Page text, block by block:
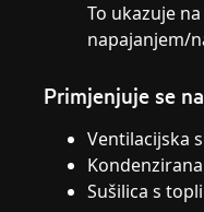
To ukazuje
napajanjem/
Primjenjuje se na
Ventilacijska
Sušilica s